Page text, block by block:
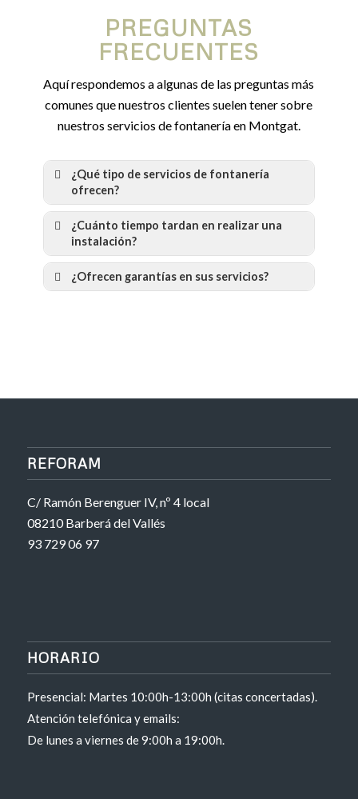
PREGUNTAS
FRECUENTES
Aquí respondemos a algunas de las preguntas más
comunes que nuestros clientes suelen tener sobre
nuestros servicios de fontanería en Montgat.
¿Qué tipo de servicios de fontanería
ofrecen?
¿Cuánto tiempo tardan en realizar una
instalación?
¿Ofrecen garantías en sus servicios?
REFORAM
C/ Ramón Berenguer IV, nº 4 local
08210 Barberá del Vallés
93 729 06 97
HORARIO
Presencial: Martes 10:00h-13:00h (citas concertadas).
Atención telefónica y emails:
De lunes a viernes de 9:00h a 19:00h.